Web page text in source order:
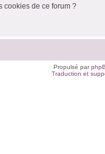
cookies de ce forum ?
Propulsé par
Traduction et